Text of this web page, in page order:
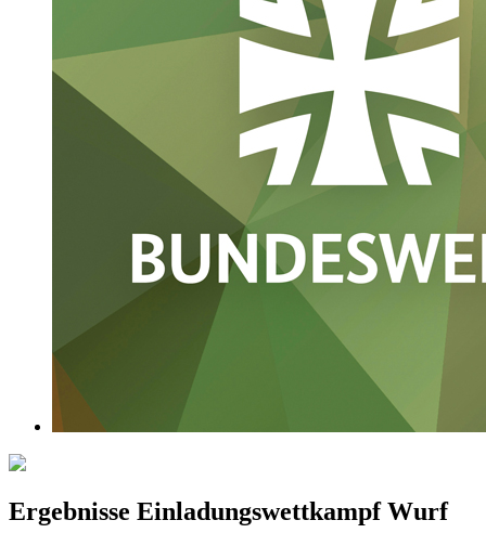
Ergebnisse Einladungswettkampf Wurf